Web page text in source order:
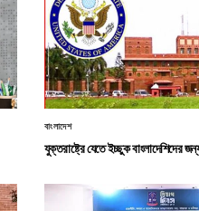
বাংলাদেশ
যুক্তরাষ্ট্রে যেতে ইচ্ছুক বাংলাদেশিদের